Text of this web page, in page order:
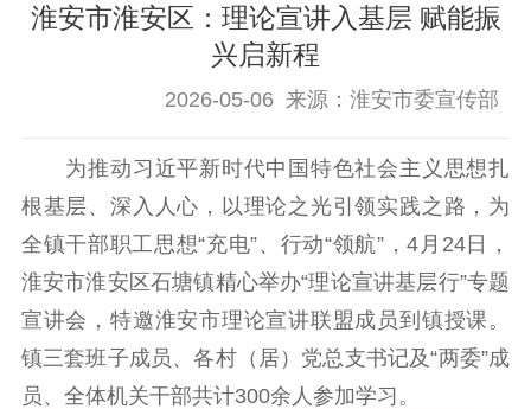
公示公告
工作动态
理论武装
理论学习 宣传宣讲 研究阐释
哲学社科
淮安市淮安区：理论宣讲入基层 赋能振
兴启新程
2026-05-06 来源：淮安市委宣传部
为推动习近平新时代中国特色社会主义思想扎
根基层、深入人心，以理论之光引领实践之路，为
全镇干部职工思想“充电”、行动“领航”，4月24日，
淮安市淮安区石塘镇精心举办“理论宣讲基层行”专题
宣讲会，特邀淮安市理论宣讲联盟成员到镇授课。
镇三套班子成员、各村（居）党总支书记及“两委”成
员、全体机关干部共计300余人参加学习。